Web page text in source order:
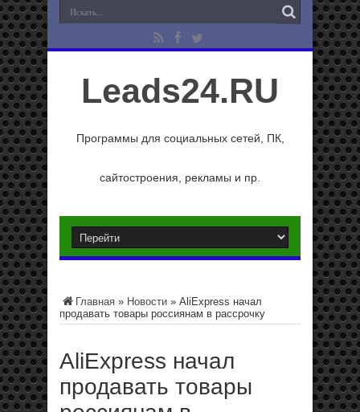
Leads24.RU
Программы для социальных сетей, ПК,
сайтостроения, рекламы и пр.
Главная » Новости » AliExpress начал
продавать товары россиянам в рассрочку
AliExpress начал
продавать товары